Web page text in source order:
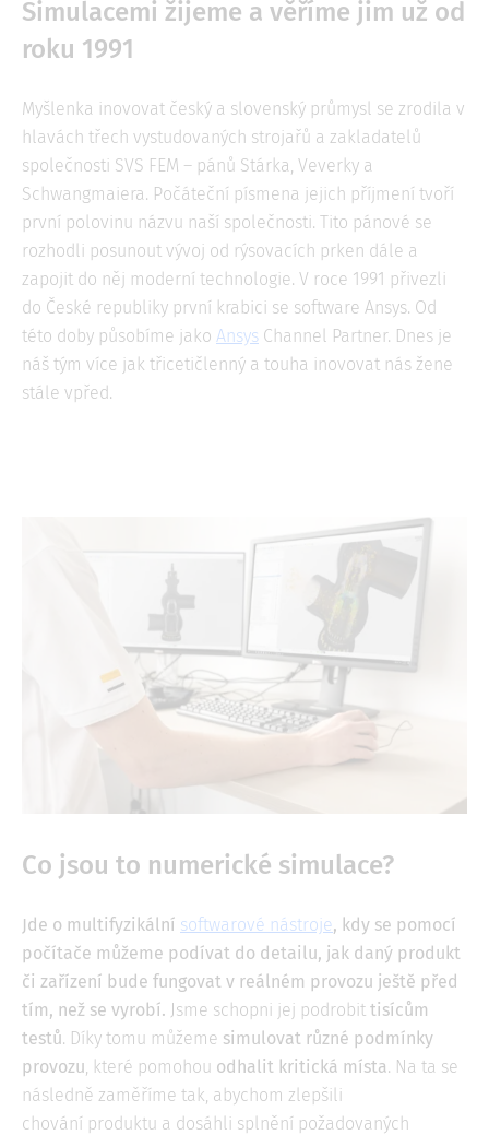
Simulacemi žijeme a věříme jim už od
roku 1991
Myšlenka inovovat český a slovenský průmysl se zrodila v
hlavách třech vystudovaných strojařů a zakladatelů
společnosti SVS FEM – pánů Stárka, Veverky a
Schwangmaiera. Počáteční písmena jejich příjmení tvoří
první polovinu názvu naší společnosti. Tito pánové se
rozhodli posunout vývoj od rýsovacích prken dále a
zapojit do něj moderní technologie. V roce 1991 přivezli
do České republiky první krabici se software Ansys. Od
této doby působíme jako Ansys Channel Partner. Dnes je
náš tým více jak třicetičlenný a touha inovovat nás žene
stále vpřed.
Co jsou to numerické simulace?
Jde o multifyzikální softwarové nástroje, kdy se pomocí
počítače můžeme podívat do detailu, jak daný produkt
či zařízení bude fungovat v reálném provozu ještě před
tím, než se vyrobí. Jsme schopni jej podrobit tisícům
testů. Díky tomu můžeme simulovat různé podmínky
provozu, které pomohou odhalit kritická místa. Na ta se
následně zaměříme tak, abychom zlepšili
chování produktu a dosáhli splnění požadovaných